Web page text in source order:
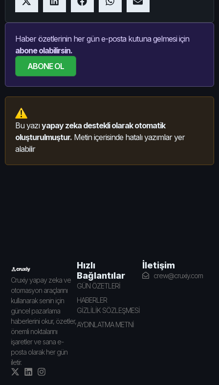
Haber özetlerinin her gün e-posta kutuna gelmesi için
abone olabilirsin.
ABONE OL
Bu yazıyapay zeka destekli olarak otomatik
oluşturulmuştur. Metin içerisinde hatalı yazımlar yer
alabilir
Cruxiy yapay zeka ve
otomasyon araçlarını
kullanarak senin için
güncel pazarlama
haberlerini okur, özetler,
önemli noktalarını
işaretler ve sana e-
posta olarak her gün
iletir.
Hızlı
Bağlantılar
GÜN ÖZETLERİ
HABERLER
GİZLİLİK SÖZLEŞMESİ
AYDINLATMA METNİ
İletişim
crew@cruxiy.com